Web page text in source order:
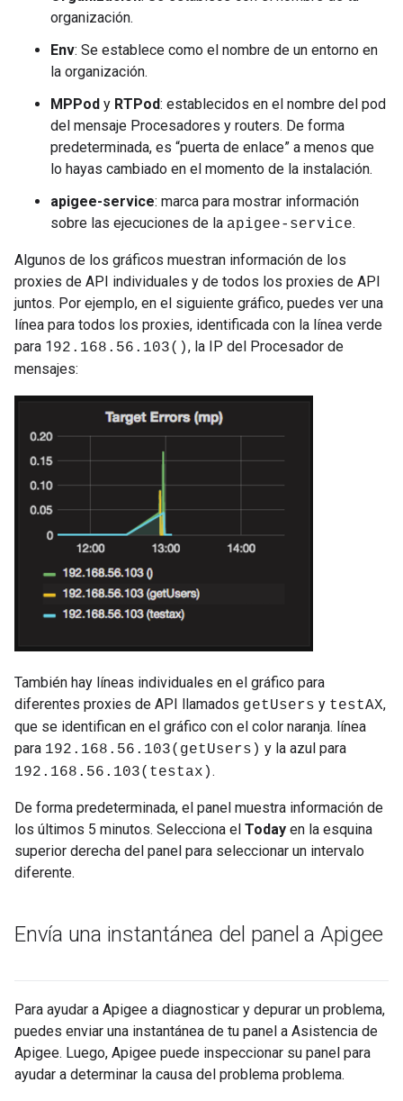
organización.
Env: Se establece como el nombre de un entorno en
la organización.
MPPod y RTPod: establecidos en el nombre del pod
del mensaje Procesadores y routers. De forma
predeterminada, es “puerta de enlace” a menos que
lo hayas cambiado en el momento de la instalación.
apigee-service: marca para mostrar información
sobre las ejecuciones de la apigee-service.
Algunos de los gráficos muestran información de los
proxies de API individuales y de todos los proxies de API
juntos. Por ejemplo, en el siguiente gráfico, puedes ver una
línea para todos los proxies, identificada con la línea verde
para 1 92.168.56.103(), la IP del Procesador de
mensajes:
También hay líneas individuales en el gráfico para
diferentes proxies de API llamados getUsers y testAX,
que se identifican en el gráfico con el color naranja. línea
para 192.168.56.103(getUsers) y la azul para
192.168.56.103(testax).
De forma predeterminada, el panel muestra información de
los últimos 5 minutos. Selecciona el Today en la esquina
superior derecha del panel para seleccionar un intervalo
diferente.
Envía una instantánea del panel a Apigee
Para ayudar a Apigee a diagnosticar y depurar un problema,
puedes enviar una instantánea de tu panel a Asistencia de
Apigee. Luego, Apigee puede inspeccionar su panel para
ayudar a determinar la causa del problema problema.